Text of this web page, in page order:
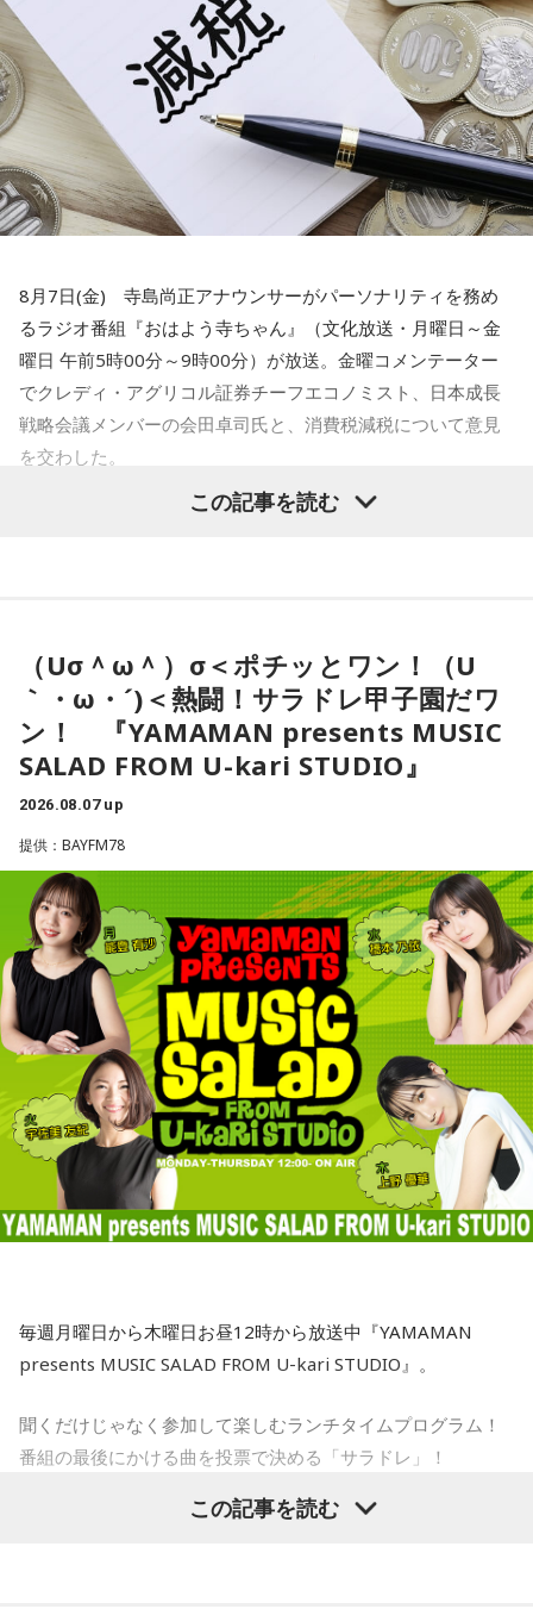
とが続きますように、と皆様の願いを込めたお祭りとなって
おります。
寺内：縁起がいい！
三輪田：そもそも、例祭日の9月16日に例祭を執り行ってい
たのですが、先ほど、お話ししたように、当時、お伊勢参り
が流行ったけども、なかなか行けなかったので、東日本の
いことが多かったんです。「ちょっと伸ばしてくれ」という
声を聞き、皆様を招き入れた結果、だんだんと伸びていって
しまったんです。
寺内：優しさのタイムラグがだらだら祭りの起源なんです
ってことなんですね。
内にビルが建っているんです。
寺内：ビルの中に神社があるんじゃなくて、神社の境内にビ
ルが建っているんだ！？
三輪田：元々は広大な敷地なんです。
寺内：今も神社さんが所有している土地ってことですよね……
不動産が！
三輪田：都内の神社さんでは特にそういったことが多いと思
います。
小林：あとエレベーターはびっくりした。
寺内：こちらの社務所が3階建てだったもんね。
小林：神社でエレベーター乗ったのは初めてじゃない？
小林：だらだら祭りはやっぱり賑やかですか？
三輪田：はい。この辺りは生姜の名産地だったので、お祭り
の期間に生姜を出店で販売していただいておりました。生姜
は邪気を払う効果がある縁起の良いものとされていて、今で
一蔵
「これは素晴らしいでしょう。我が地元の練馬区田柄は
結構大きな町内会があって、まあ町内会長は不足してないで
すけど、やっぱ町内会に入ること自体が都内の方は少ない。
で、どんどん小さくなっていく。小さくなっていくと、どう
なるかっていうと、当たり前にやっていた盆踊りや、お祭り
がなくなっていくわけです。それを町内会の方々が寄付とか
集めてやってるわけじゃないですか」
一蔵 「だからね、この記事を読んだら「AIを駆使して盛り上
げていく」とか」
水谷「おお～」
「これね、楽しんでやってほしいなってものすごい思
ると思うんですけど、温かくこの子を迎えて、いい町内会に
していただければ」
水谷「素晴らしい」
水谷「そうですね。デザインとかも、ちょっと若々しくなっ
たりとかね」
一蔵
「そう。「これAIだ」とかさ。（笑） 他に色々苦労し
ている町内会もたくさんあると思うんですが、こういう町内
会もあるんだよと。若い子がやったって、やる気さえあれば
いいんだって。周りが盛り立てていけば誰でもなれるし、近
所の人と集まってお話しするっていうのもいいことだと思い
ます。町内会文化はなくなってほしくないんで、なんだった
ら、こういう町内会にはワタシ、ノーギャラで落語やりに行
きますから」
一蔵「もう言いましたよ。もうノーギャラでもいいぐらい。
8月7日(金) 寺島尚正アナウンサーがパーソナリティを務め
るラジオ番組『おはよう寺ちゃん』（文化放送・月曜日～金
曜日 午前5時00分～9時00分）が放送。金曜コメンテーター
でクレディ・アグリコル証券チーフエコノミスト、日本成長
戦略会議メンバーの会田卓司氏と、消費税減税について意見
を交わした。
寺島「高市政権が閣議決定した消費税の減税方針が、日米関
か、インフレ抑制策を実行するか。私なら後者を優先する」
と話したといいます。自民党内では、トランプ政権が積極財
政の修正を求めるシナリオを警戒する声が上がりました。閣
僚経験者の一人は「アメリカが消費税の減税や歳出増にどれ
ほど注文をつけるのか見極める必要がある」このように強調
したといいます。消費税減税が日米関係の新たな火種に浮上
という。アメリカの政府高官が言ったということなんです
が、これ、会田さんはどう捉えていらっしゃいますか？」
会田「ベッセント財務長官のインタビューと、この誰だかよ
くわからない匿名の政府高官の発言が混ぜこぜになって、さ
もベッセント財務長官が日本の消費減税に反対したかのよう
な印象を与える記事が掲載されて、今、大きな問題となって
います。この誰かよくわからないアメリカの政府高官ですと
か、匿名の閣僚経験者の発言というのは、それほど重要では
ないということです。重要であれば、しっかり名前を出して
発言してくるはずですから、まったく問題にはならないと思
います」
うな感じです。日米の金利差が円安の要因だと指摘される
中、日銀が次の会合で利上げに踏み切るべきかと問われたの
及は避けつつ、「植田総裁とは15年以上の知り合いで、絶大
な信頼を寄せている。日本経済にとって最善の措置を講じる
と確信している」と述べたといいます。これまでベッセント
この記事を読む
（Uσ＾ω＾）σ＜ポチッとワン！（U
｀・ω・´)＜熱闘！サラドレ甲子園だワ
ン！ 『YAMAMAN presents MUSIC
SALAD FROM U-kari STUDIO』
2026.08.07 up
提供：BAYFM78
毎週月曜日から木曜日お昼12時から放送中『YAMAMAN
presents MUSIC SALAD FROM U-kari STUDIO』。
聞くだけじゃなく参加して楽しむランチタイムプログラム！
番組の最後にかける曲を投票で決める「サラドレ」！
各曜日、OA前日の12:50～、次回放送分のサラドレラインナ
この記事を読む